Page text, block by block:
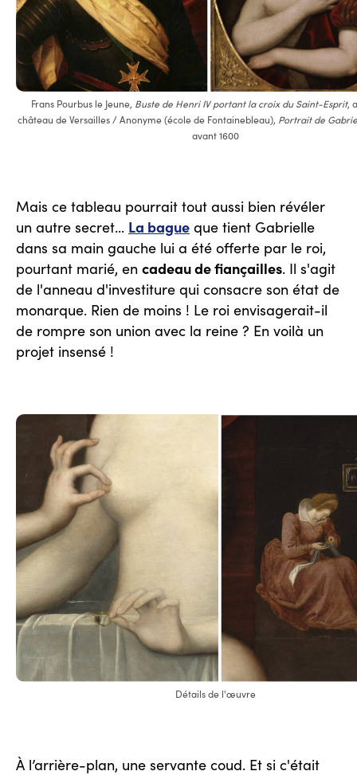
Frans Pourbus le Jeune, Buste de Henri IV portant la croix du Saint-Esprit,
château de Versailles / Anonyme (école de Fontainebleau), Portrait de
avant 1600
Mais ce tableau pourrait tout aussi bien révéler
un autre secret... La bague que tient Gabrielle
dans sa main gauche lui a été offerte par le roi,
pourtant marié, en cadeau de fiançailles. Il s'agit
de l'anneau d'investiture qui consacre son état de
monarque. Rien de moins ! Le roi envisagerait-il
de rompre son union avec la reine ? En voilà un
projet insensé !
Détails de l'œuvre
À l’arrière-plan, une servante coud. Et si c'était